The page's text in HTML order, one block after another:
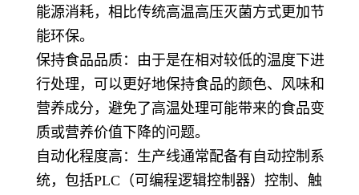
能源消耗，相比传统高温高压灭菌方式更加节
能环保。
保持食品品质：由于是在相对较低的温度下进
行处理，可以更好地保持食品的颜色、风味和
营养成分，避免了高温处理可能带来的食品变
质或营养价值下降的问题。
自动化程度高：生产线通常配备有自动控制系
统，包括PLC（可编程逻辑控制器）控制、触